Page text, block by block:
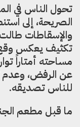
تحول الناس في
الصريحة، إلى
والإسقاطات
تكثيف يعكس وقع
مساحته أمتاراً
عن الرفض، وعدم
للناس تصديقه.
ما قبل مطعم